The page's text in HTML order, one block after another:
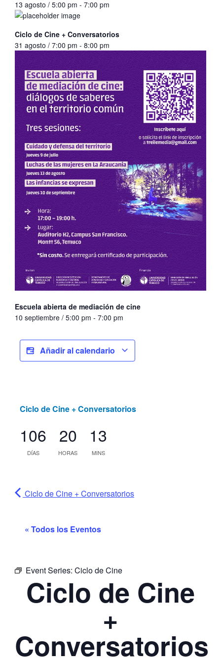
13 agosto / 5:00 pm - 7:00 pm
Ciclo de Cine + Conversatorios
31 agosto / 7:00 pm - 8:00 pm
Escuela abierta de mediación de cine
10 septiembre / 5:00 pm - 7:00 pm
Añadir al calendario
Ciclo de Cine + Conversatorios
106
DÍAS
20
HORAS
13
MINS
Ciclo de Cine + Conversatorios
« Todos los Eventos
Event Series: Ciclo de Cine
Ciclo de Cine
+
Conversatorios